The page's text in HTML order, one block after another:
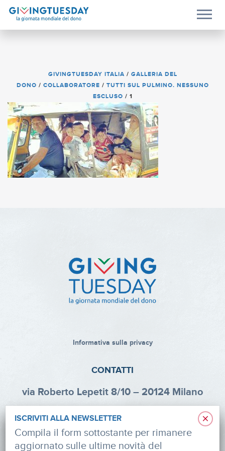
GIVINGTUESDAY ITALIA / GALLERIA DEL
DONO / COLLABORATORE / TUTTI SUL PULMINO. NESSUNO
ESCLUSO / 1
Informativa sulla privacy
CONTATTI
via Roberto Lepetit 8/10 – 20124 Milano
Tel: +39 02 47924880
CF: 91374340379
×
ISCRIVITI ALLA NEWSLETTER
Compila il form sottostante per rimanere
aggiornato sulle ultime novità del